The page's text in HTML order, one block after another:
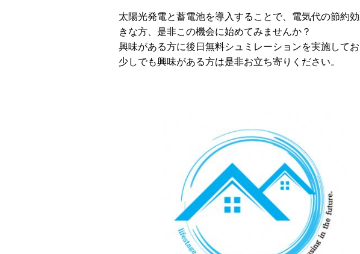
太陽光発電と蓄電池を導入することで、電気代の節約
きな方、是非この機会に始めてみませんか？
興味がある方に後日無料シュミレーションを実施してお
少しでも興味がある方は是非お立ち寄りください。